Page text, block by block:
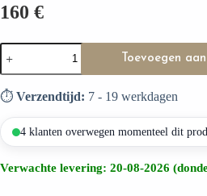
160 €
Toevoegen
⏱️ Verzendtijd: 7 - 19 werkdagen
4 klanten overwegen momenteel dit
Verwachte levering: 20-08-2026